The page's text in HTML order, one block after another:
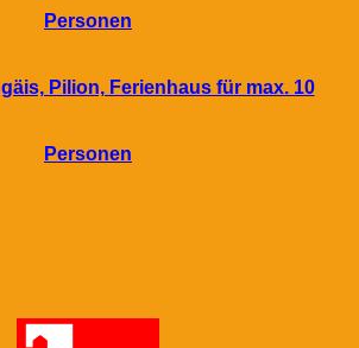
Personen
Pilion, Ferienhaus für max. 10
Personen